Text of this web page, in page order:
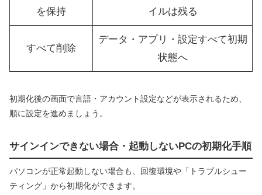
を保持
イルは残る
すべて削除
データ・アプリ・設定すべて初期
状態へ
初期化後の画面で言語・アカウント設定などが表示されるため、
順に設定を進めましょう。
サインインできない場合・起動しないPCの初期化手順
パソコンが正常起動しない場合も、回復環境や「トラブルシュー
ティング」から初期化ができます。